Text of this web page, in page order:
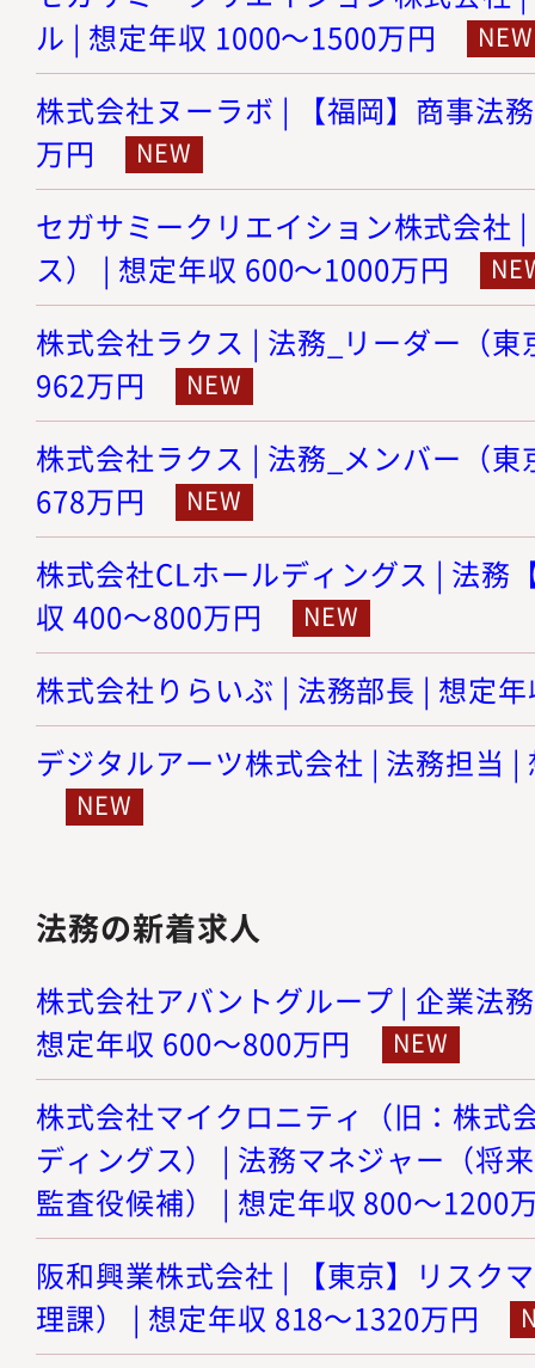
ル | 想定年収 1000～1500万円
株式会社ヌーラボ | 【福岡】商事法
万円
セガサミークリエイション株式会社
ス） | 想定年収 600～1000万円
株式会社ラクス | 法務_リーダー（
962万円
株式会社ラクス | 法務_メンバー（
678万円
株式会社CLホールディングス | 法務
収 400～800万円
株式会社りらいぶ | 法務部長 | 想定
デジタルアーツ株式会社 | 法務担当
法務の新着求人
株式会社アバントグループ | 企業法
想定年収 600～800万円
株式会社マイクロニティ（旧：株式
ディングス） | 法務マネジャー（将
監査役候補） | 想定年収 800～1200
阪和興業株式会社 | 【東京】リスク
理課） | 想定年収 818～1320万円